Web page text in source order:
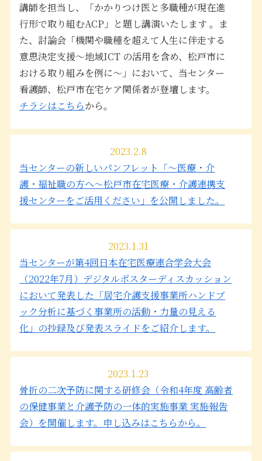
講師を担当し、「かかりつけ医と多職種が現在進
行形で取り組むACP」と題し講演いたします 。ま
た、討論会「機関や職種を超えて人生に伴走する
意思決定支援～地域ICT の活用を含め、松戸市に
おける取り組みを例に～」において、当センター
看護師、松戸市在宅ケア関係者が登壇します。
チラシはこちらから。
2023.2.8
当センターの新しいパンフレット「～医療・介
護・福祉職の方へ～松戸市在宅医療・介護連携支
援センターをご活用ください」を公開しました。
2023.1.31
当センターが第4回日本在宅医療連合学会大会
（2022年7月）デジタルポスターディスカッション
において発表した「居宅介護支援事業所ハンドブ
ック分析に基づく事業所の活動・力量の見える
化」の抄録及び発表スライドをご紹介します。
2023.1.23
骨折の二次予防に関する研修会（令和4年度 高齢者
の保健事業と介護予防の一体的実施事業 実施報告
会）を開催します。申し込みはこちらから。